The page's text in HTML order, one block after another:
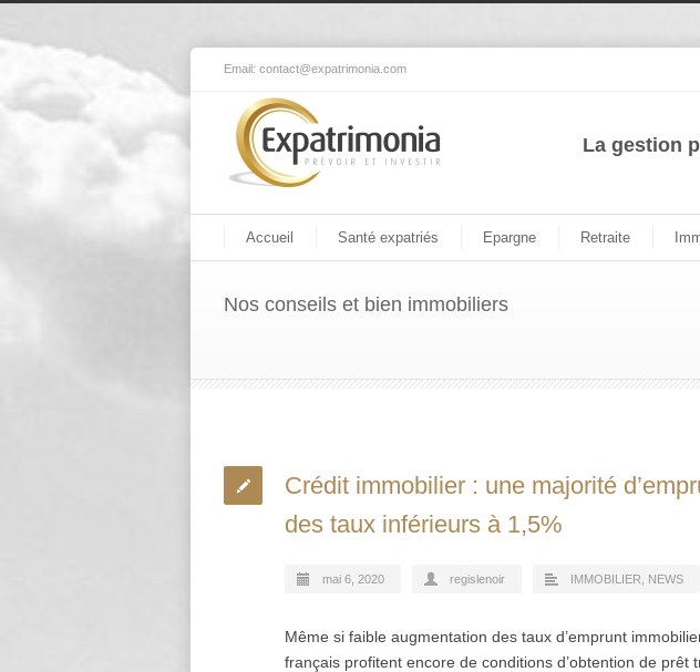
Email: contact@expatrimonia.com
La gestion
Accueil Santé expatriés Epargne Retraite
Nos conseils et bien immobiliers
Crédit immobilier : une majorité
des taux inférieurs à 1,5%
mai 6, 2020 regislenoir IMMOBILIER NEWS
Même si faible augmentation des taux d’emprunt
français profitent encore de conditions d’obtention de